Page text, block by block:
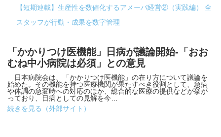
【短期連載】生産性を数値化するアメーバ経営②（実践編） 全
スタッフが行動・成果を数字管理
「かかりつけ医機能」日病が議論開始-「おお
むね中小病院は必須」との意見
日本病院会は、「かかりつけ医機能」の在り方について議論を
始めた。その機能を持つ医療機関が果たすべき役割として、急病
や体調の急変時への対応のほか、総合的な医療の提供などが挙が
っており、日病としての見解を今…
続きを見る（外部サイト）